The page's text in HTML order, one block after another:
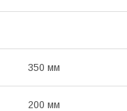
350 мм
200 мм